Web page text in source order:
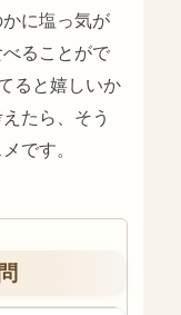
に塩っ気が
ることがで
ると嬉しいか
たら、そう
です。